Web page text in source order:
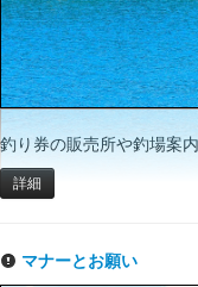
釣り券の販売所や釣場案
詳細
マナーとお願い